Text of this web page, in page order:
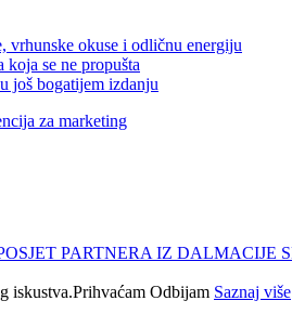
vrhunske okuse i odličnu energiju
se ne propušta
još bogatijem izdanju
za marketing
PARTNERA IZ DALMACIJE
iskustva.Prihvaćam Odbijam Saznaj više